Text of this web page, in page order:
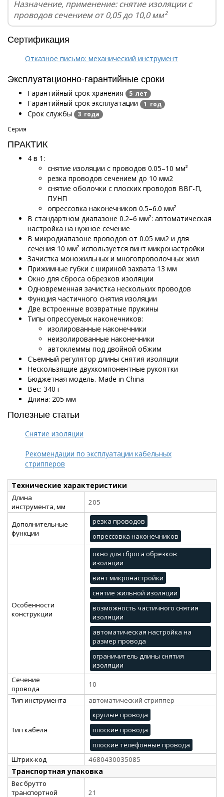
Назначение, применение: снятие изоляции с
проводов сечением от 0,05 до 10,0 мм²
Сертификация
Отказное письмо: механический инструмент
Эксплуатационно-гарантийные сроки
Гарантийный срок хранения 5 лет
Гарантийный срок эксплуатации 1 год
Срок службы 3 года
Серия
ПРАКТИК
4 в 1:
снятие изоляции с проводов 0.05–10 мм²
резка проводов сечением до 10 мм2
снятие оболочки с плоских проводов ВВГ-П,
ПУНП
опрессовка наконечников 0.5–6.0 мм²
В стандартном диапазоне 0.2–6 мм²: автоматическая
настройка на нужное сечение
В микродиапазоне проводов от 0.05 мм2 и для
сечения 10 мм² используется винт микронастройки
Зачистка моножильных и многопроволочных жил
Прижимные губки с шириной захвата 13 мм
Окно для сброса обрезков изоляции
Одновременная зачистка нескольких проводов
Функция частичного снятия изоляции
Две встроенные возвратные пружины
Типы опрессуемых наконечников:
изолированные наконечники
неизолированные наконечники
автоклеммы под двойной обжим
Съемный регулятор длины снятия изоляции
Нескользящие двухкомпонентные рукоятки
Бюджетная модель. Made in China
Вес: 340 г
Длина: 205 мм
Полезные статьи
Снятие изоляции
Рекомендации по эксплуатации кабельных
стрипперов
Технические характеристики
Длина
инструмента, мм
205
Дополнительные
функции
резка проводов
опрессовка наконечников
Особенности
конструкции
окно для сброса обрезков
изоляции
винт микронастройки
снятие жильной изоляции
возможность частичного снятия
изоляции
автоматическая настройка на
размер провода
ограничитель длины снятия
изоляции
Сечение
провода
10
Тип инструмента
автоматический стриппер
Тип кабеля
круглые провода
плоские провода
плоские телефонные провода
Штрих-код
4680430035085
Транспортная упаковка
Вес брутто
транспортной
21